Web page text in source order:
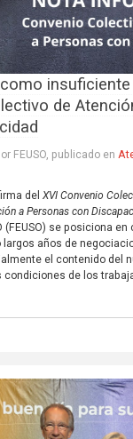
de
FEUSO, publicado en
del XVI Convenio
a Personas con
(FEUSO) se posiciona en
años de
el contenido del
condiciones de los